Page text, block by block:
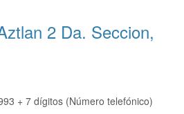
2 Da. Seccion,
+ 7 dígitos (Número telefónico)